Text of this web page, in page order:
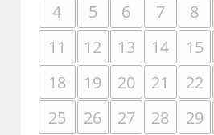
4
5 6 7 8
11
12 13 14 15
18
19 20 21 22
25
26 27 28 29